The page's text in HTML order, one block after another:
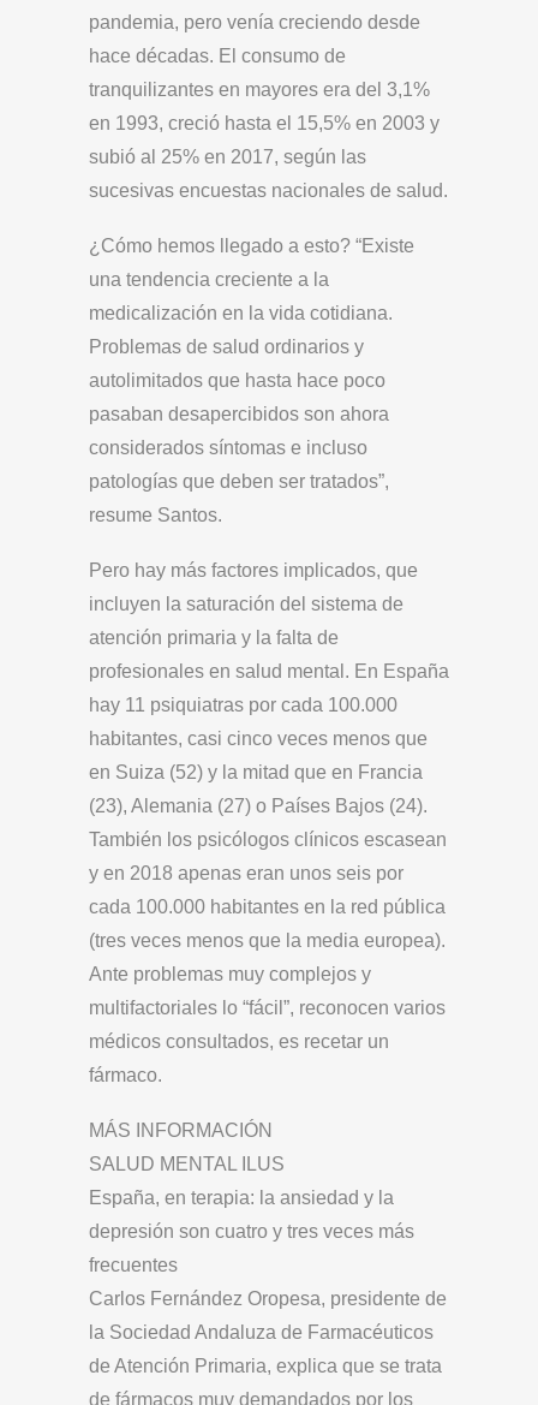
pandemia, pero venía creciendo desde
hace décadas. El consumo de
tranquilizantes en mayores era del 3,1%
en 1993, creció hasta el 15,5% en 2003 y
subió al 25% en 2017, según las
sucesivas encuestas nacionales de salud.
¿Cómo hemos llegado a esto? “Existe
una tendencia creciente a la
medicalización en la vida cotidiana.
Problemas de salud ordinarios y
autolimitados que hasta hace poco
pasaban desapercibidos son ahora
considerados síntomas e incluso
patologías que deben ser tratados”,
resume Santos.
Pero hay más factores implicados, que
incluyen la saturación del sistema de
atención primaria y la falta de
profesionales en salud mental. En España
hay 11 psiquiatras por cada 100.000
habitantes, casi cinco veces menos que
en Suiza (52) y la mitad que en Francia
(23), Alemania (27) o Países Bajos (24).
También los psicólogos clínicos escasean
y en 2018 apenas eran unos seis por
cada 100.000 habitantes en la red pública
(tres veces menos que la media europea).
Ante problemas muy complejos y
multifactoriales lo “fácil”, reconocen varios
médicos consultados, es recetar un
fármaco.
MÁS INFORMACIÓN
SALUD MENTAL ILUS
España, en terapia: la ansiedad y la
depresión son cuatro y tres veces más
frecuentes
Carlos Fernández Oropesa, presidente de
la Sociedad Andaluza de Farmacéuticos
de Atención Primaria, explica que se trata
de fármacos muy demandados por los